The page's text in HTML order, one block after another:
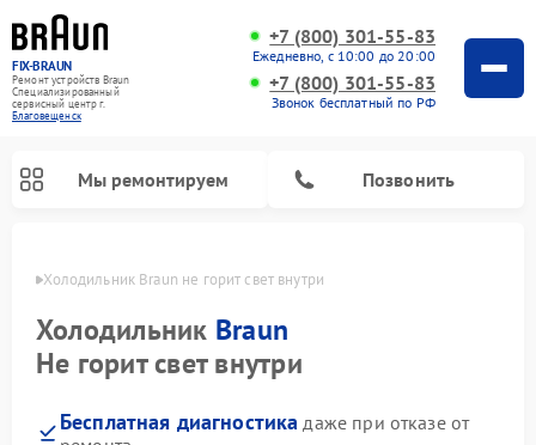
FIX-BRAUN
Ремонт устройств Braun
Специализированный
cервисный центр г.
Благовещенск
+7 (800) 301-55-83
Ежедневно, с 10:00 до 20:00
+7 (800) 301-55-83
Звонок бесплатный по РФ
Мы ремонтируем Позвонить
Холодильник Braun не горит свет внутри
Холодильник Braun
Не горит свет внутри
Бесплатная диагностика даже при отказе от